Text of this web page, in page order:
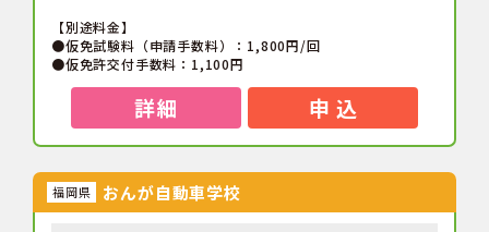
【別途料金】
●仮免試験料（申請手数料）：1,800円/回
●仮免許交付手数料：1,100円
詳細 申 込
福岡県 おんが自動車学校